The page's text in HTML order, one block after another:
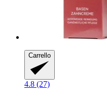
Carrello
4.8 (27)